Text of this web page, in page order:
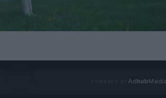
AdhubMedia